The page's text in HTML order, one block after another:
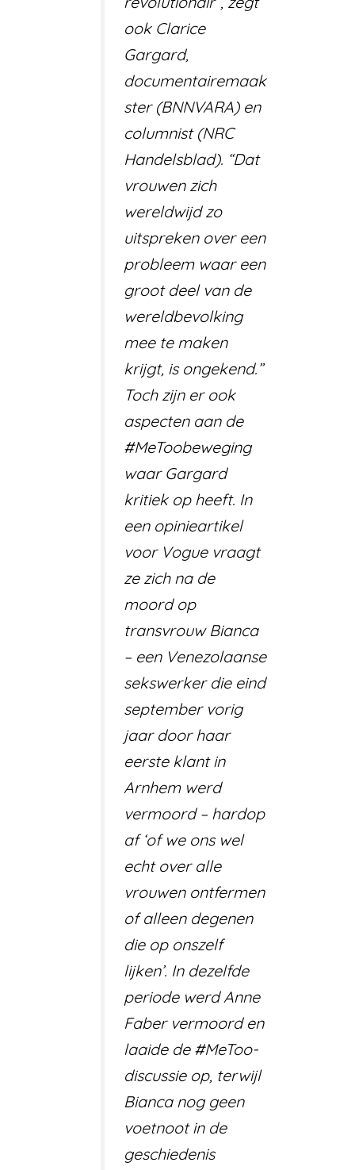
ook Clarice
Gargard,
documentairemaak
ster (BNNVARA) en
columnist (NRC
Handelsblad). “Dat
vrouwen zich
wereldwijd zo
uitspreken over een
probleem waar een
groot deel van de
wereldbevolking
mee te maken
krijgt, is ongekend.”
Toch zijn er ook
aspecten aan de
#MeToo­beweging
waar Gargard
kritiek op heeft. In
een opinie­artikel
voor Vogue vraagt
ze zich na de
moord op
transvrouw Bianca
– een Venezolaanse
sekswerker die eind
september vorig
jaar door haar
eerste klant in
Arnhem werd
vermoord – hardop
af ‘of we ons wel
echt over alle
vrouwen ontfermen
of alleen degenen
die op onszelf
lijken’. In dezelfde
periode werd Anne
Faber vermoord en
laaide de #MeToo­
discussie op, terwijl
Bianca nog geen
voetnoot in de
geschiedenis